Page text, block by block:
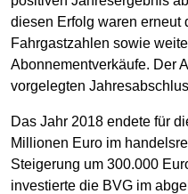
diesen Erfolg waren erneut
Fahrgastzahlen sowie
Abonnementverkäufe. Der
vorgelegten
Das Jahr 2018 endete für
Millionen Euro im
Steigerung um 300.000
investierte die BVG im